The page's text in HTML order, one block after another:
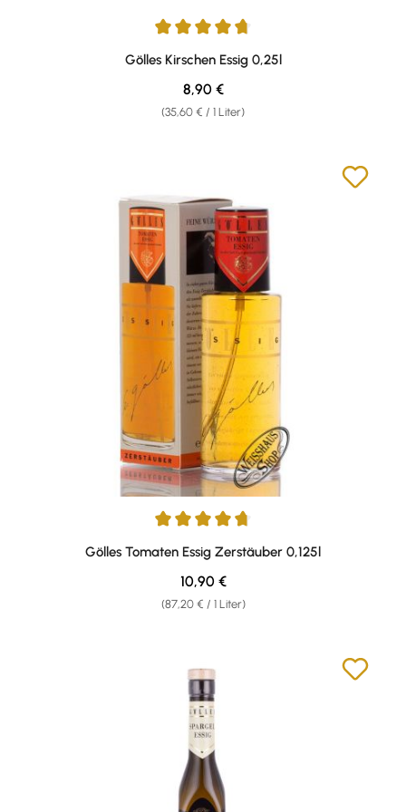
Durchschnittliche Bewertung von 4.67 von 5 Sternen
Gölles Kirschen Essig 0,25l
(35,60 € / 1 Liter)
Regulärer Preis:
8,90 €
Durchschnittliche Bewertung von 4.83 von 5 Sternen
Gölles Tomaten Essig Zerstäuber 0,125l
(87,20 € / 1 Liter)
Regulärer Preis:
10,90 €